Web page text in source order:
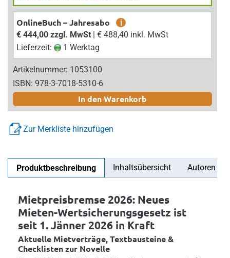
OnlineBuch – Jahresabo
i
€ 444,00 zzgl. MwSt
| € 488,40 inkl. MwSt
Lieferzeit:
1 Werktag
Artikelnummer: 1053100
ISBN: 978-3-7018-5310-6
In den Warenkorb
Zur Merkliste hinzufügen
Produktbeschreibung Inhaltsübersicht Autoren
Mietpreisbremse 2026: Neues
Mieten-Wertsicherungsgesetz ist
seit 1. Jänner 2026 in Kraft
Aktuelle Mietverträge, Textbausteine &
Checklisten zur Novelle